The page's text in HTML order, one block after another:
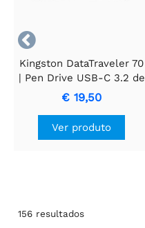

Kingston DataTraveler 70
| Pen Drive USB-C 3.2 de
128GB | Preto
€ 19,50
Ver produto
156 resultados